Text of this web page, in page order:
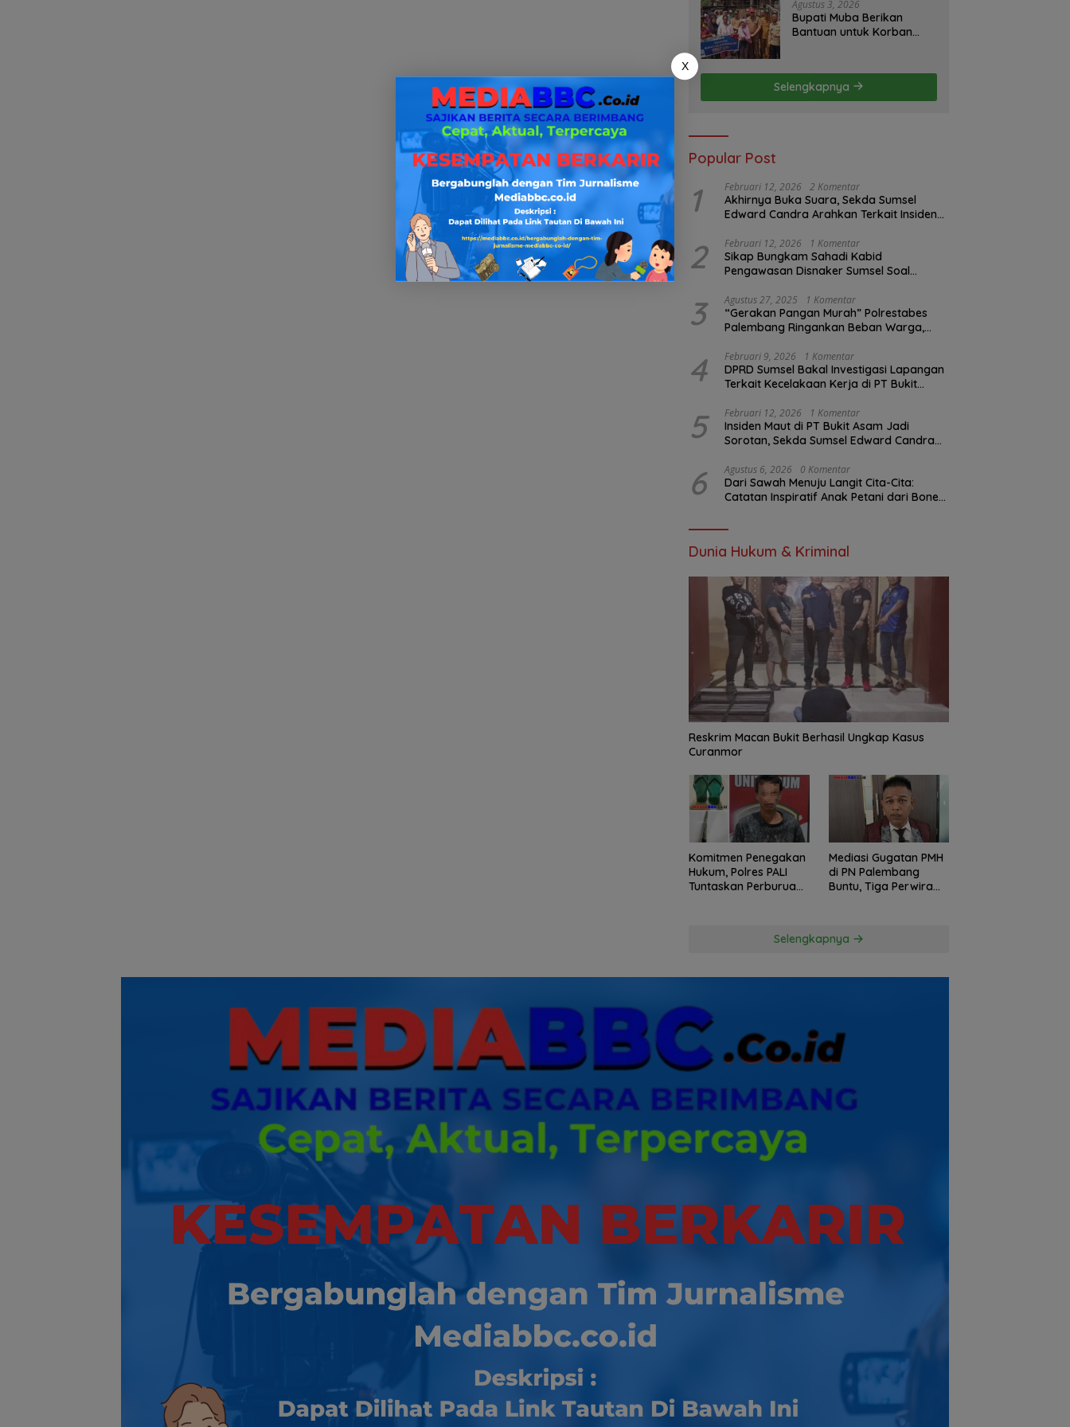
Agustus 3, 2026
Bupati Muba Berikan
Bantuan untuk Korban
Selengkapnya
Popular Post
1 Februari 12, 2026 2 Komentar
Akhirnya Buka Suara, Sekda Sumsel
Edward Candra Arahkan Terkait Insiden
2 Februari 12, 2026 1 Komentar
Sikap Bungkam Sahadi Kabid
Pengawasan Disnaker Sumsel Soal
Pengawasan K3?
3 Agustus 27, 2025 1 Komentar
“Gerakan Pangan Murah” Polrestabes
Palembang Ringankan Beban Warga,
4 Februari 9, 2026 1 Komentar
DPRD Sumsel Bakal Investigasi Lapangan
Terkait Kecelakaan Kerja di PT Bukit
5 Februari 12, 2026 1 Komentar
Insiden Maut di PT Bukit Asam Jadi
Sorotan, Sekda Sumsel Edward Candra
6 Agustus 6, 2026 0 Komentar
Dari Sawah Menuju Langit Cita-Cita:
Catatan Inspiratif Anak Petani dari Bone
Dunia Hukum & Kriminal
Reskrim Macan Bukit Berhasil Ungkap Kasus
Curanmor
Komitmen Penegakan
Hukum, Polres PALI
Tuntaskan Perburuan
Mediasi Gugatan PMH
di PN Palembang
Buntu, Tiga Perwira
Pertanyakan
Selengkapnya
X